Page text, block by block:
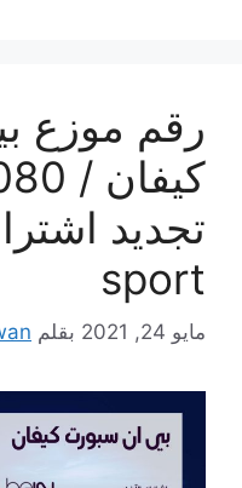
رقم موزع
sport
مايو 24, 2021 بقلم